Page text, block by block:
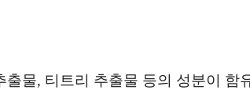
출물, 티트리 추출물 등의 성분이 함